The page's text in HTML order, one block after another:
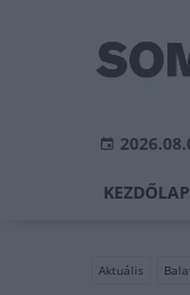
KEZDŐLAP
Aktuális